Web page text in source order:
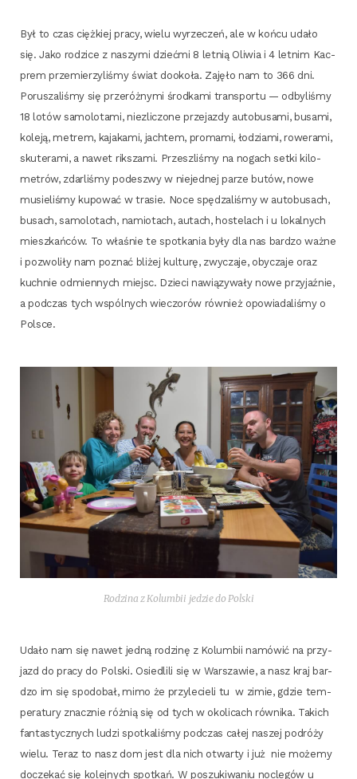
Był to czas cięż­kiej pra­cy, wie­lu wyrze­czeń, ale w koń­cu uda­ło
się. Jako rodzi­ce z naszy­mi dzieć­mi 8 let­nią Oli­wia i 4 let­nim Kac­
prem prze­mie­rzy­li­śmy świat dooko­ła. Zaję­ło nam to 366 dni.
Poru­sza­li­śmy się prze­róż­ny­mi środ­ka­mi trans­por­tu — odby­li­śmy
18 lotów samo­lo­ta­mi, nie­zli­czo­ne prze­jaz­dy auto­bu­sa­mi, busa­mi,
kole­ją, metrem, kaja­ka­mi, jach­tem, pro­ma­mi, łodzia­mi, rowe­ra­mi,
sku­te­ra­mi, a nawet rik­sza­mi. Prze­szli­śmy na nogach set­ki kilo­
me­trów, zdar­li­śmy pode­szwy w nie­jed­nej parze butów, nowe
musie­li­śmy kupo­wać w tra­sie. Noce spę­dza­li­śmy w auto­bu­sach,
busach, samo­lo­tach, namio­tach, autach, hoste­lach i u lokal­nych
miesz­kań­ców. To wła­śnie te spo­tka­nia były dla nas bar­dzo waż­ne
i pozwo­li­ły nam poznać bli­żej kul­tu­rę, zwy­cza­je, oby­cza­je oraz
kuch­nie odmien­nych miejsc. Dzie­ci nawią­zy­wa­ły nowe przy­jaź­nie,
a pod­czas tych wspól­nych wie­czo­rów rów­nież opo­wia­da­li­śmy o
Polsce.
Rodzi­na z Kolum­bii jedzie do Polski
Uda­ło nam się nawet jed­ną rodzi­nę z Kolum­bii namó­wić na przy­
jazd do pra­cy do Pol­ski. Osie­dli­li się w War­sza­wie, a nasz kraj bar­
dzo im się spodo­bał, mimo że przy­le­cie­li tu w zimie, gdzie tem­
pe­ra­tu­ry znacz­nie róż­nią się od tych w oko­li­cach rów­ni­ka. Takich
fan­ta­stycz­nych ludzi spo­tka­li­śmy pod­czas całej naszej podró­ży
wie­lu. Teraz to nasz dom jest dla nich otwar­ty i już nie może­my
docze­kać się kolej­nych spo­tkań. W poszu­ki­wa­niu noc­le­gów u